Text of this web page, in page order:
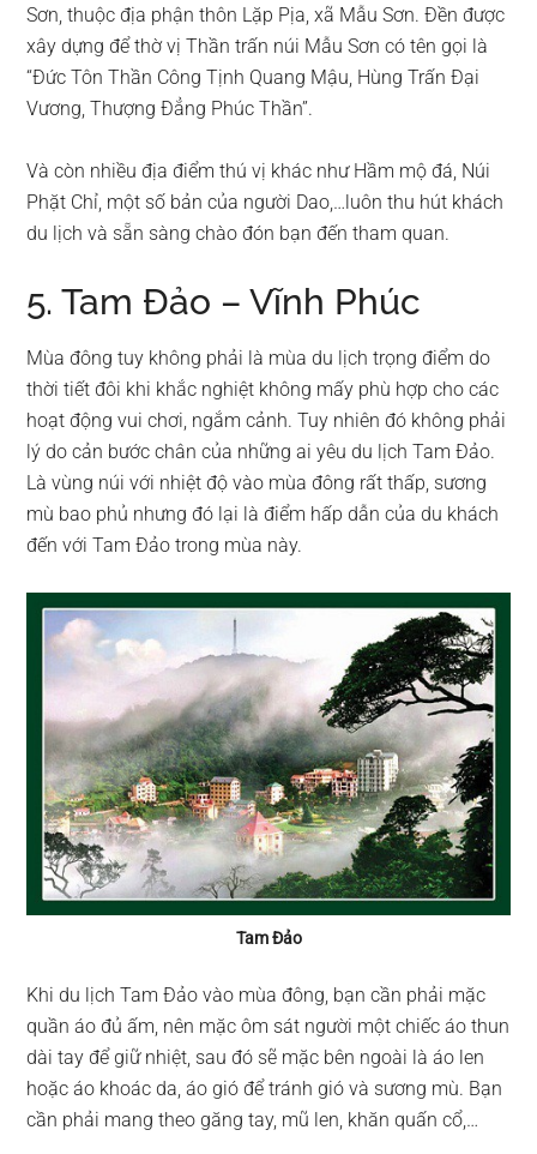
Sơn, thuộc địa phận thôn Lặp Pịa, xã Mẫu Sơn. Đền được
xây dựng để thờ vị Thần trấn núi Mẫu Sơn có tên gọi là
“Đức Tôn Thần Công Tịnh Quang Mậu, Hùng Trấn Đại
Vương, Thượng Đẳng Phúc Thần”.
Và còn nhiều địa điểm thú vị khác như Hầm mộ đá, Núi
Phặt Chỉ, một số bản của người Dao,…luôn thu hút khách
du lịch và sẵn sàng chào đón bạn đến tham quan.
5. Tam Đảo – Vĩnh Phúc
Mùa đông tuy không phải là mùa du lịch trọng điểm do
thời tiết đôi khi khắc nghiệt không mấy phù hợp cho các
hoạt động vui chơi, ngắm cảnh. Tuy nhiên đó không phải
lý do cản bước chân của những ai yêu du lịch Tam Đảo.
Là vùng núi với nhiệt độ vào mùa đông rất thấp, sương
mù bao phủ nhưng đó lại là điểm hấp dẫn của du khách
đến với Tam Đảo trong mùa này.
Tam Đảo
Khi du lịch Tam Đảo vào mùa đông, bạn cần phải mặc
quần áo đủ ấm, nên mặc ôm sát người một chiếc áo thun
dài tay để giữ nhiệt, sau đó sẽ mặc bên ngoài là áo len
hoặc áo khoác da, áo gió để tránh gió và sương mù. Bạn
cần phải mang theo găng tay, mũ len, khăn quấn cổ,…